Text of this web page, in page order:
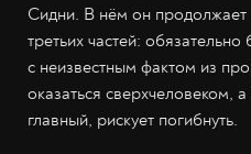
Сидни. В нём он продолжает
третьих частей:
с неизвестным фактом из
оказаться сверхчеловеком,
главный, рискует погибнуть.